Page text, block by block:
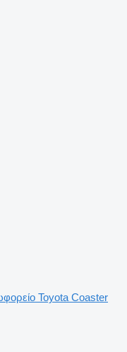
Toyota Coaster